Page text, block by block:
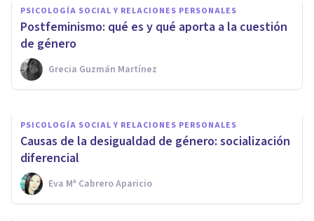
PSICOLOGÍA SOCIAL Y RELACIONES PERSONALES
Postfeminismo: qué es y qué aporta a la cuestión
de género
Grecia Guzmán Martínez
La teoría feminista de Simone
de Beauvoir: ¿qué es la mujer?
Adrián Triglia
PSICOLOGÍA SOCIAL Y RELACIONES PERSONALES
Causas de la desigualdad de género: socialización
diferencial
Eva Mª Cabrero Aparicio